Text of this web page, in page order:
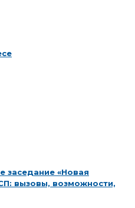
заседание «Новая
вызовы, возможности,